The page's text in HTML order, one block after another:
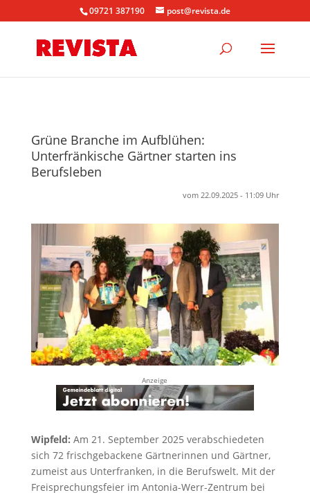
09721 387190 post@revista.de
Grüne Branche im Aufblühen:
Unterfränkische Gärtner starten ins
Berufsleben
vom 22.09.2025 - 11:09 Uhr
Anzeige
Wipfeld: Am 21. September 2025 verabschiedeten
sich 72 frischgebackene Gärtnerinnen und Gärtner,
zumeist aus Unterfranken, in die Berufswelt. Mit der
Freisprechungsfeier im Antonia-Werr-Zentrum bei